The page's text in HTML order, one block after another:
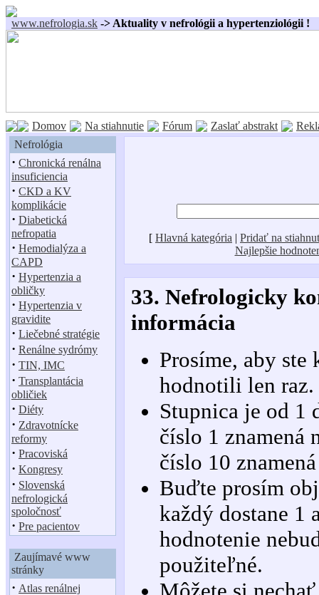
www.nefrologia.sk -> Aktuality v nefrológii a hypertenziológii !
Domov Na stiahnutie Fórum Zaslať abstrakt
Nefrológia
· Chronická renálna
insuficiencia
· CKD a KV
komplikácie
· Diabetická
nefropatia
· Hemodialýza a
CAPD
· Hypertenzia a
obličky
· Hypertenzia v
gravidite
· Liečebné stratégie
· Renálne sydrómy
· TIN, IMC
· Transplantácia
obličiek
· Diéty
· Zdravotnícke
reformy
· Pracoviská
· Kongresy
· Slovenská
nefrologická
spoločnosť
· Pre pacientov
Zaujímavé www
stránky
· Atlas renálnej
[ Hlavná kategória | Pridať na
Najlepšie
33. Nefrologicky
informácia
Prosíme, aby ste
hodnotili len raz.
Stupnica je od 1
číslo 1 znamená
číslo 10
Buďte prosím
každý dostane 1
hodnotenie
použiteľné.